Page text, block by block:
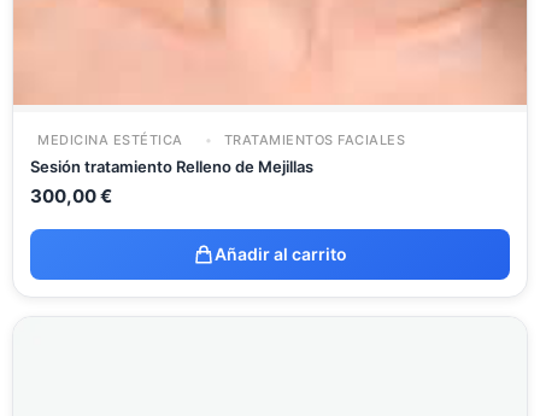
MEDICINA ESTÉTICA TRATAMIENTOS FACIALES
Sesión tratamiento Relleno de Mejillas
300,00€
Añadir al carrito